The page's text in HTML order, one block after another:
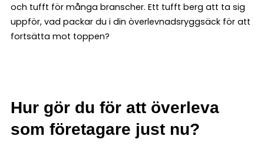
och tufft för många branscher. Ett tufft berg att ta sig
uppför, vad packar du i din överlevnadsryggsäck för att
fortsätta mot toppen?
Hur gör du för att överleva
som företagare just nu?